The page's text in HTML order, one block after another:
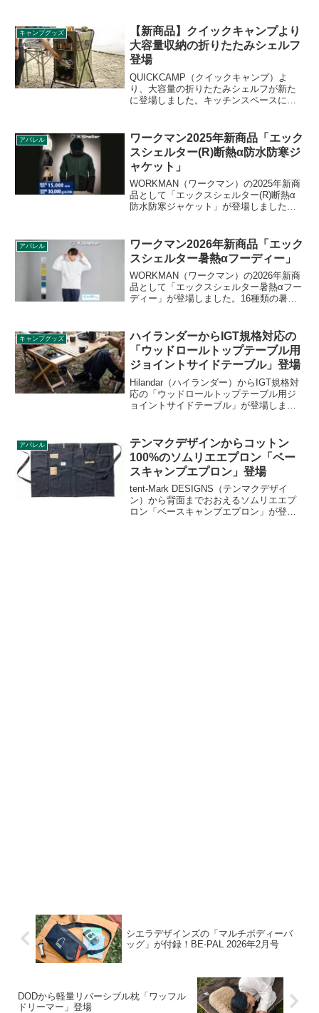
しました。防水性と防塵性が高く、海や
川、プールなどで安心してスマートフォ
ンを携帯できます。詳細をレビューしま
す。
キャンプグッズ
【新商品】クイックキャンプより
大容量収納の折りたたみシェルフ
登場
QUICKCAMP（クイックキャンプ）よ
り、大容量の折りたたみシェルフが新た
に登場しました。キッチンスペースにこ
パクトに収納できる利便性も兼ね備えて
います。詳細をビューします。
アパレル
ワークマン2025年新商品「エック
スシェルター(R)断熱α防水防寒ジ
ャケット」
WORKMAN（ワークマン）の2025年新商
品として「エックスシェルター(R)断熱α
防水防寒ジャケット」が登場しました。
熱αを採用した防水防寒ジャケットです。
詳細をレビューします。
アパレル
ワークマン2026年新商品「エック
スシェルター暑熱αフーディー」
WORKMAN（ワークマン）の2026年新商
品として「エックスシェルター暑熱αフー
ディー」が登場しました。16種類の暑熱
ィーで、乾くときの気化冷却で生地の温
度を下げ、湿潤時の持続的な冷感を実現
します。詳細をレビューします。
キャンプグッズ
ハイランダーからIGT規格対応の
「ウッドロールトップテーブル用
ジョイントサイドテーブル」登場
Hilandar（ハイランダー）からIGT規格対
応の「ウッドロールトップテーブル用ジ
ョイントサイドテーブル」が登場しまし
ルで、フラットバーナーなどを載せて使
える拡張テーブルです。詳細をレビュー
します。
アパレル
テンマクデザインからコットン
100%のソムリエエプロン「ベー
スキャンプエプロン」登場
tent-Mark DESIGNS（テンマクデザイ
ン）から背面までおおえるソムリエエプ
ロン「ベースキャンプエプロン」が登場
シエラデザインズの「マルチボディーバ
ッグ」が付録！BE-PAL 2026年2月号
DODから軽量リバーシブル枕「ワッフル
ドリーマー」登場